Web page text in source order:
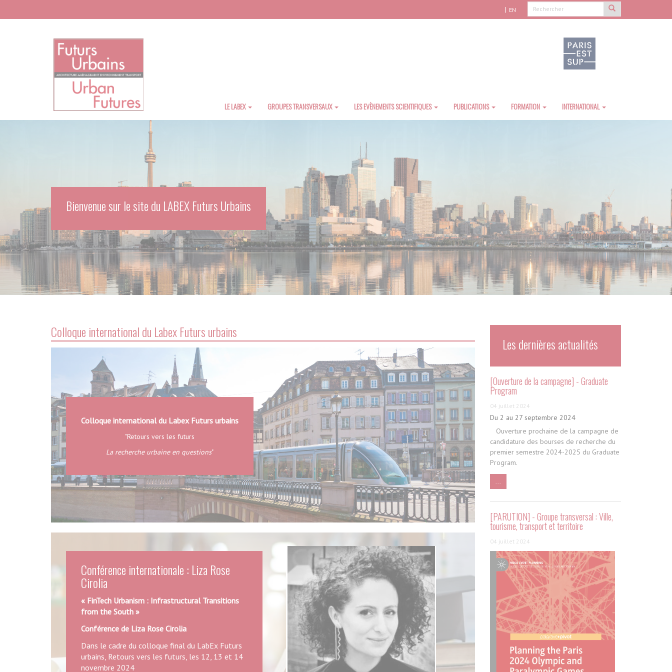
EN
LE LABEX GROUPES TRANSVERSAUX LES EVÈNEMENTS SCIENTIFIQUES PUBLICATIONS FORMATION INTERNATIONAL
Bienvenue sur le site du LABEX Futurs Urbains
Bienvenue sur le site du LABEX Futurs Urbains
Colloque international du Labex Futurs urbains
Colloque international du Labex Futurs urbains
"Retours vers les futurs
La recherche urbaine en questions"
Colloque international du Labex Futurs
urbains
RETOURS VERS LES FUTURS - LA RECHERCHE URBAINE
Les dernières actualités
[Ouverture de la campagne] - Graduate
Program
04 juillet 2024
Du 2 au 27 septembre 2024
Ouverture prochaine de la campagne de
candidature des bourses de recherche du
premier semestre 2024-2025 du Graduate
Program.
...
[PARUTION] - Groupe transversal : Ville,
tourisme, transport et territoire
04 juillet 2024